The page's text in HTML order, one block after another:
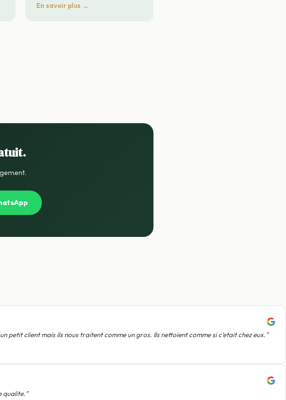
En savoir plus →
petit client mais ils nous traitent comme un gros. Ils nettoient comme si c'etait chez eux."
qualite."